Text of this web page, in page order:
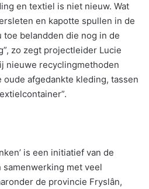
en textiel is niet nieuw. Wat
en kapotte spullen in de
belandden die nog in de
zo zegt projectleider Lucie
nieuwe recyclingmethoden
afgedankte kleding, tassen
is een initiatief van de
met veel
de provincie Fryslân,